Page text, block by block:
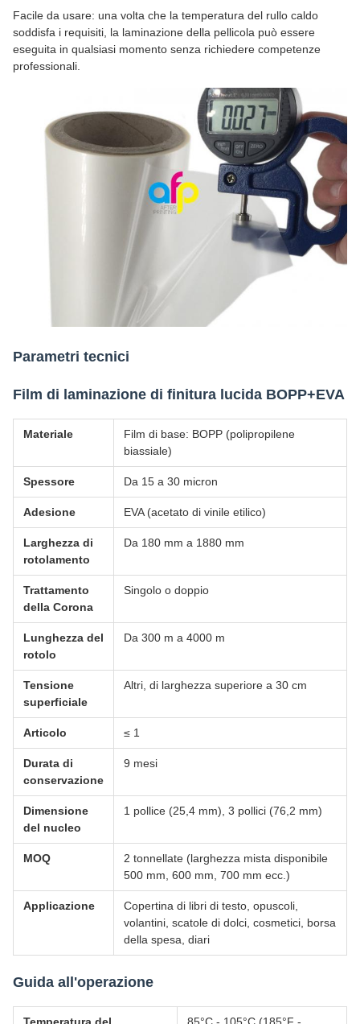
Facile da usare: una volta che la temperatura del rullo caldo
soddisfa i requisiti, la laminazione della pellicola può essere
eseguita in qualsiasi momento senza richiedere competenze
professionali.
Parametri tecnici
Film di laminazione di finitura lucida BOPP+EVA
Materiale
Film di base: BOPP (polipropilene
biassiale)
Spessore Da 15 a 30 micron
Adesione EVA (acetato di vinile etilico)
Larghezza di
rotolamento
Da 180 mm a 1880 mm
Trattamento
della Corona
Singolo o doppio
Lunghezza del
rotolo
Da 300 m a 4000 m
Tensione
superficiale
Altri, di larghezza superiore a 30 cm
Articolo ≤ 1
Durata di
conservazione
9 mesi
Dimensione
del nucleo
1 pollice (25,4 mm), 3 pollici (76,2 mm)
MOQ
2 tonnellate (larghezza mista disponibile
500 mm, 600 mm, 700 mm ecc.)
Applicazione
Copertina di libri di testo, opuscoli,
volantini, scatole di dolci, cosmetici, borsa
della spesa, diari
Guida all'operazione
Temperatura del
85°C - 105°C (185°F -